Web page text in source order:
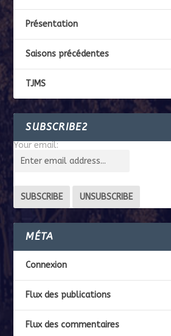
Présentation
Saisons précédentes
TJMS
SUBSCRIBE2
Your email:
MÉTA
Connexion
Flux des publications
Flux des commentaires